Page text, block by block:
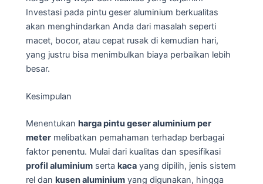
Investasi pada pintu geser aluminium berkualitas
akan menghindarkan Anda dari masalah seperti
macet, bocor, atau cepat rusak di kemudian hari,
yang justru bisa menimbulkan biaya perbaikan lebih
besar.
Kesimpulan
Menentukan harga pintu geser aluminium per
meter melibatkan pemahaman terhadap berbagai
faktor penentu. Mulai dari kualitas dan spesifikasi
profil aluminium serta kaca yang dipilih, jenis sistem
rel dan kusen aluminium yang digunakan, hingga